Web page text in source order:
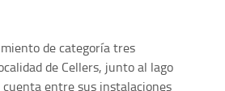
de categoría tres
de Cellers, junto al lago
entre sus instalaciones